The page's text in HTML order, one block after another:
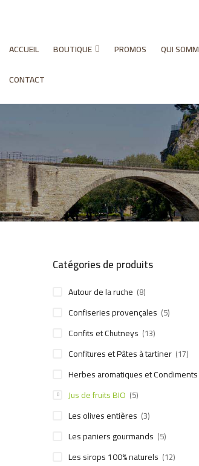
ACCUEIL BOUTIQUE PROMOS QUI
CONTACT
Catégories de produits
Autour de la ruche (8)
Confiseries provençales (5)
Confits et Chutneys (13)
Confitures et Pâtes à tartiner (17)
Herbes aromatiques et Condiments
Jus de fruits BIO (5)
Les olives entières (3)
Les paniers gourmands (5)
Les sirops 100% naturels (12)